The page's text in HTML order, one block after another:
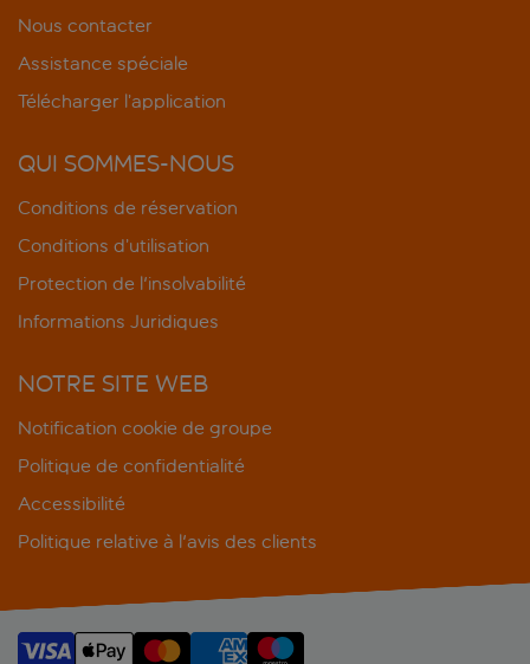
Nous contacter
Assistance spéciale
Télécharger l’application
QUI SOMMES-NOUS
Conditions de réservation
Conditions d’utilisation
Protection de l'insolvabilité
Informations Juridiques
NOTRE SITE WEB
Notification cookie de groupe
Politique de confidentialité
Accessibilité
Politique relative à l'avis des clients